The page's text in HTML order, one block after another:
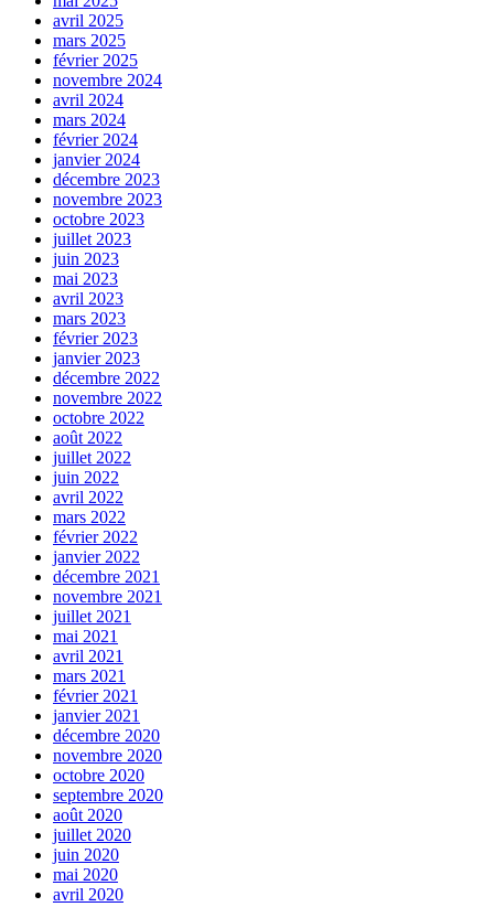
avril 2025
mars 2025
février 2025
novembre 2024
avril 2024
mars 2024
février 2024
janvier 2024
décembre 2023
novembre 2023
octobre 2023
juillet 2023
juin 2023
mai 2023
avril 2023
mars 2023
février 2023
janvier 2023
décembre 2022
novembre 2022
octobre 2022
août 2022
juillet 2022
juin 2022
avril 2022
mars 2022
février 2022
janvier 2022
décembre 2021
novembre 2021
juillet 2021
mai 2021
avril 2021
mars 2021
février 2021
janvier 2021
décembre 2020
novembre 2020
octobre 2020
septembre 2020
août 2020
juillet 2020
juin 2020
mai 2020
avril 2020